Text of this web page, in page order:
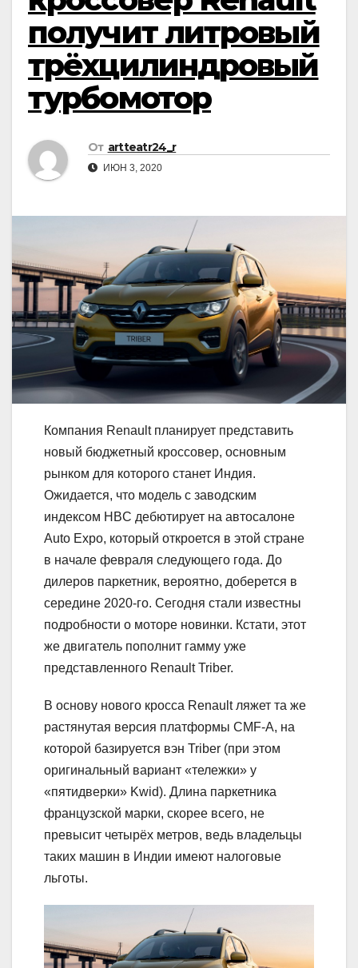
получит литровый
трёхцилиндровый
турбомотор
От artteatr24_r
ИЮН 3, 2020
Компания Renault планирует представить
новый бюджетный кроссовер, основным
рынком для которого станет Индия.
Ожидается, что модель с заводским
индексом HBC дебютирует на автосалоне
Auto Expo, который откроется в этой стране
в начале февраля следующего года. До
дилеров паркетник, вероятно, доберется в
середине 2020-го. Сегодня стали известны
подробности о моторе новинки. Кстати, этот
же двигатель пополнит гамму уже
представленного Renault Triber.
В основу нового кросса Renault ляжет та же
растянутая версия платформы CMF-A, на
которой базируется вэн Triber (при этом
оригинальный вариант «тележки» у
«пятидверки» Kwid). Длина паркетника
французской марки, скорее всего, не
превысит четырёх метров, ведь владельцы
таких машин в Индии имеют налоговые
льготы.